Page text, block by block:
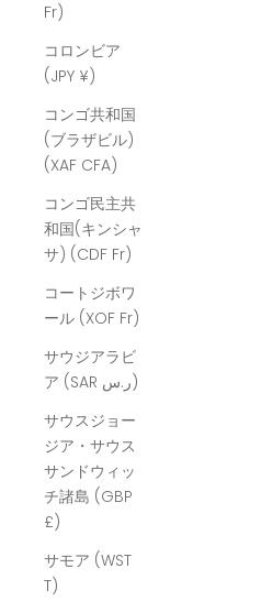
Fr)
コロンビア
(JPY ¥)
コンゴ共和国
(ブラザビル)
(XAF CFA)
コンゴ民主共
和国(キンシャ
サ) (CDF Fr)
コートジボワ
ール (XOF Fr)
サウジアラビ
ア (SAR ر.س)
サウスジョー
ジア・サウス
サンドウィッ
チ諸島 (GBP
£)
サモア (WST
T)